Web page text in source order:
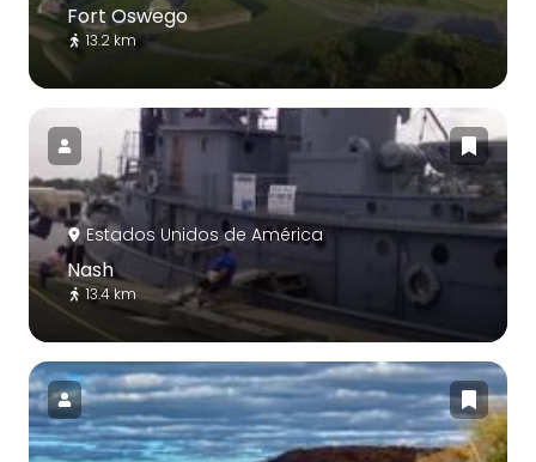
Fort Oswego
13.2 km
Estados Unidos de América
Nash
13.4 km